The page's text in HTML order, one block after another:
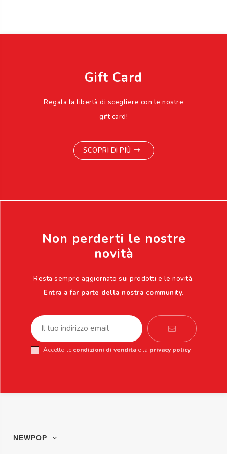
Gift Card
Regala la libertà di scegliere con le nostre
gift card!
SCOPRI DI PIÙ
Non perderti le nostre
novità
Resta sempre aggiornato sui prodotti e le novità.
Entra a far parte della nostra community.
Accetto le condizioni di venditae la privacy policy
NEWPOP